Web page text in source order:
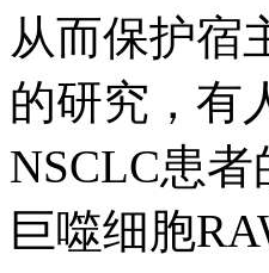
从而保护宿
的研究，有
NSCLC患
巨噬细胞